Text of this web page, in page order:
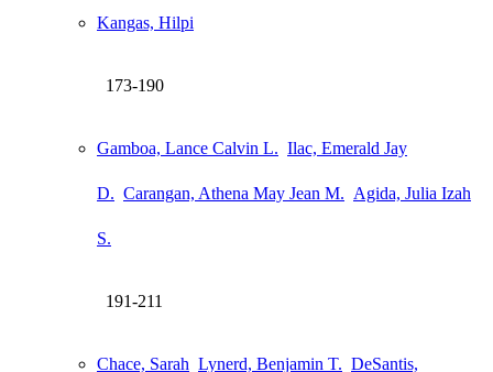
Kangas, Hilpi
173-190
Gamboa, Lance Calvin L. Ilac, Emerald Jay
D. Carangan, Athena May Jean M. Agida, Julia Izah
S.
191-211
Chace, Sarah Lynerd, Benjamin T. DeSantis,